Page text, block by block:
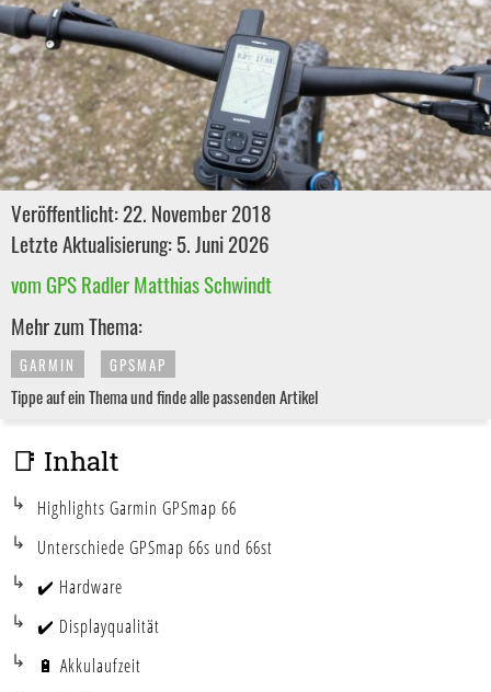
Veröffentlicht: 22. November 2018
Letzte Aktualisierung: 5. Juni 2026
vom GPS Radler Matthias Schwindt
Mehr zum Thema:
GARMIN GPSMAP
Tippe auf ein Thema und finde alle passenden Artikel
📑 Inhalt
Highlights Garmin GPSmap 66
Unterschiede GPSmap 66s und 66st
✔️ Hardware
✔️ Displayqualität
🔋 Akkulaufzeit